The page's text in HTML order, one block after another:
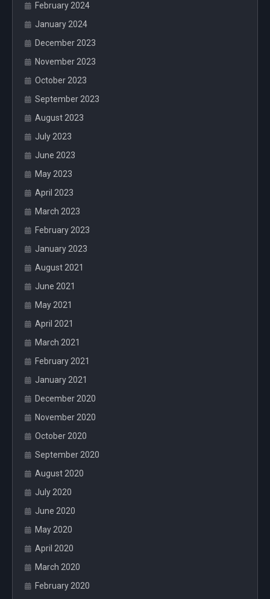
February 2024
January 2024
December 2023
November 2023
October 2023
September 2023
August 2023
July 2023
June 2023
May 2023
April 2023
March 2023
February 2023
January 2023
August 2021
June 2021
May 2021
April 2021
March 2021
February 2021
January 2021
December 2020
November 2020
October 2020
September 2020
August 2020
July 2020
June 2020
May 2020
April 2020
March 2020
February 2020